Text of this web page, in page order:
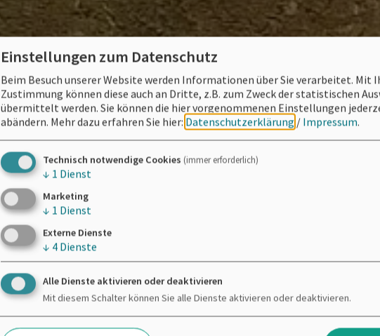
Einstellungen zum Datenschutz
Beim Besuch unserer Website werden Informationen über Sie verarbeitet. Mit
Zustimmung können diese auch an Dritte, z.B. zum Zweck der statistischen
übermittelt werden. Sie können die hier vorgenommenen Einstellungen
abändern. Mehr dazu erfahren Sie hier: Datenschutzerklärung / Impressum.
Technisch notwendige Cookies (immer erforderlich)
↓ 1 Dienst
Marketing
↓ 1 Dienst
Externe Dienste
↓ 4 Dienste
Alle Dienste aktivieren oder deaktivieren
Mit diesem Schalter können Sie alle Dienste aktivieren oder deaktivieren.